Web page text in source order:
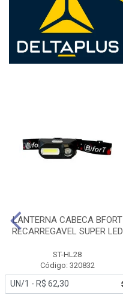
LANTERNA CABECA BFORT
RECARREGAVEL SUPER LED
ST-HL28
Código: 320832